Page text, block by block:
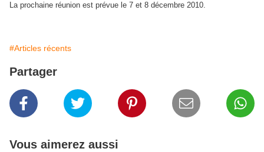
La prochaine réunion est prévue le 7 et 8 décembre 2010.
#Articles récents
Partager
Vous aimerez aussi